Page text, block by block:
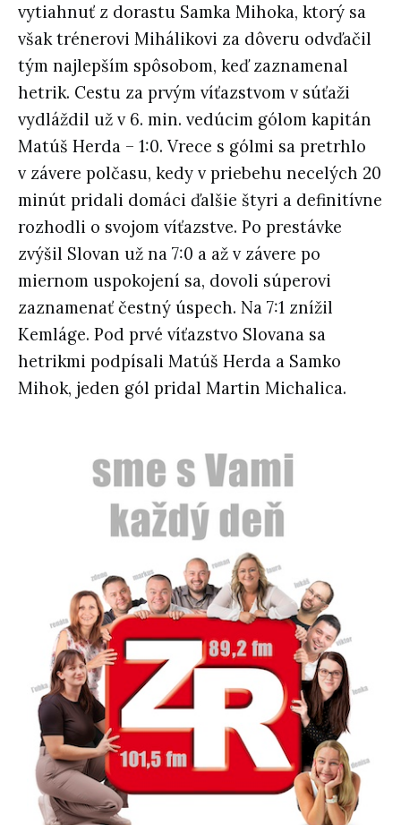
vytiahnuť z dorastu Samka Mihoka, ktorý sa
však trénerovi Mihálikovi za dôveru odvďačil
tým najlepším spôsobom, keď zaznamenal
hetrik. Cestu za prvým víťazstvom v súťaži
vydláždil už v 6. min. vedúcim gólom kapitán
Matúš Herda – 1:0. Vrece s gólmi sa pretrhlo
v závere polčasu, kedy v priebehu necelých 20
minút pridali domáci ďalšie štyri a definitívne
rozhodli o svojom víťazstve. Po prestávke
zvýšil Slovan už na 7:0 a až v závere po
miernom uspokojení sa, dovoli súperovi
zaznamenať čestný úspech. Na 7:1 znížil
Kemláge. Pod prvé víťazstvo Slovana sa
hetrikmi podpísali Matúš Herda a Samko
Mihok, jeden gól pridal Martin Michalica.